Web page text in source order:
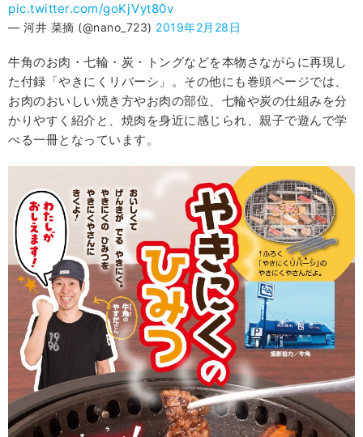
pic.twitter.com/goKjVyt80v
— 河井 菜摘 (@nano_723) 2019年2月28日
牛角のお肉・七輪・炭・トングなどを本物さながらに再現し
た付録「やきにくリバーシ」。その他にも巻頭ページでは、
お肉のおいしい焼き方やお肉の部位、七輪や炭の仕組みを分
かりやすく紹介と、焼肉を身近に感じられ、親子で遊んで学
べる一冊となっています。